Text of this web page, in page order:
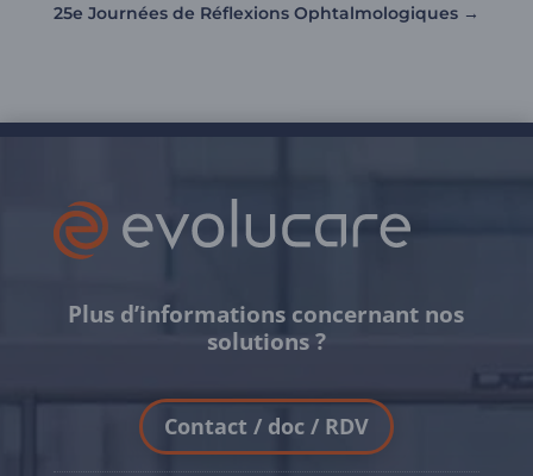
25e Journées de Réflexions Ophtalmologiques →
Plus d’informations concernant nos
solutions ?
Contact / doc / RDV